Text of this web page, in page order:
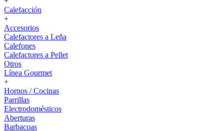
Calefacción
+
Accesorios
Calefactores a Leña
Calefones
Calefactores a Pellet
Otros
Línea Gourmet
+
Hornos / Cocinas
Parrillas
Electrodomésticos
Aberturas
Barbacoas